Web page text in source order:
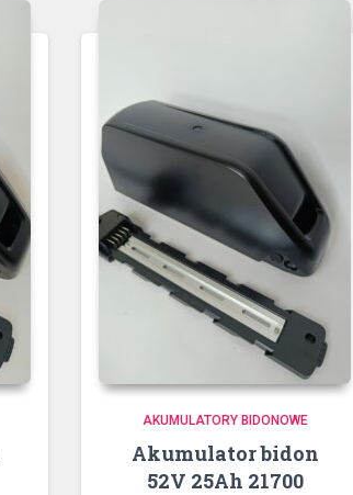
AKUMULATORY BIDONOWE
Akumulator bidon
52V 25Ah 21700